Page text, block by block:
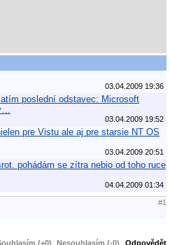
03.04.2009 19:36
poslední odstavec: Microsoft
03.04.2009 19:52
pre Vistu ale aj pre starsie NT OS
03.04.2009 20:51
pohádám se zítra nebio od toho ruce
04.04.2009 01:34
#1
(+0) Nesouhlasím (-0) Odpovědět